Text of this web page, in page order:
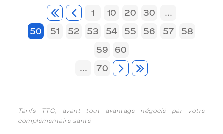
1 10 20 30
...
50
51 52 53 54 55 56 57
58
59
60
...
70
Tarifs TTC, avant tout avantage négocié par votre
complémentaire santé